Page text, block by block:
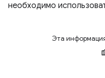
необходимо
Эта